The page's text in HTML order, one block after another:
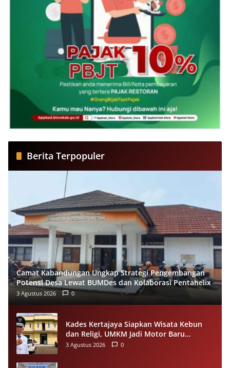
Berita Terpopuler
Camat Kabandungan Ungkap Strategi Pengembangan
Potensi Desa Lewat BUMDes dan Kolaborasi Pentahelix
3 Agustus 2026 0
Kades Kertajaya Siapkan Wisata Kebun
dan Religi, UMKM Jadi Motor Baru
Ekonomi Desa
3 Agustus 2026 0